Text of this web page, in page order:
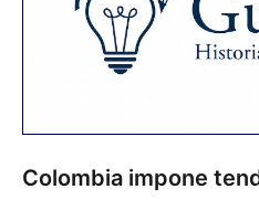
Colombia impone